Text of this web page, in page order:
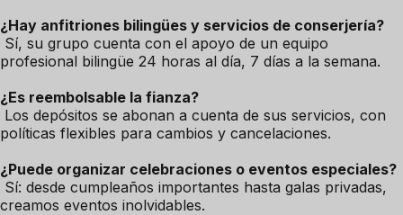
¿Hay anfitriones bilingües y servicios de conserjería?
Sí, su grupo cuenta con el apoyo de un equipo
profesional bilingüe 24 horas al día, 7 días a la semana.
¿Es reembolsable la fianza?
Los depósitos se abonan a cuenta de sus servicios, con
políticas flexibles para cambios y cancelaciones.
¿Puede organizar celebraciones o eventos especiales?
Sí: desde cumpleaños importantes hasta galas privadas,
creamos eventos inolvidables.